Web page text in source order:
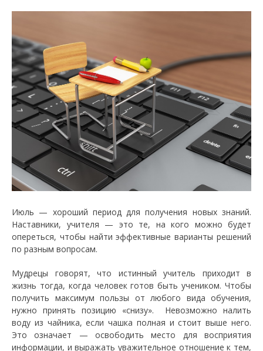
Июль — хороший период для получения новых знаний.
Наставники, учителя — это те, на кого можно будет
опереться, чтобы найти эффективные варианты решений
по разным вопросам.
Мудрецы говорят, что истинный учитель приходит в
жизнь тогда, когда человек готов быть учеником. Чтобы
получить максимум пользы от любого вида обучения,
нужно принять позицию «снизу». Невозможно налить
воду из чайника, если чашка полная и стоит выше него.
Это означает — освободить место для восприятия
информации, и выражать уважительное отношение к тем,